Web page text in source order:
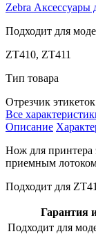
Zebra Аксессуары
Подходит для
ZT410, ZT411
Тип товара
Отрезчик этикеток
Все
Описание
Нож для принтера
приемным
Подходит для
Гарантия
Подходит для